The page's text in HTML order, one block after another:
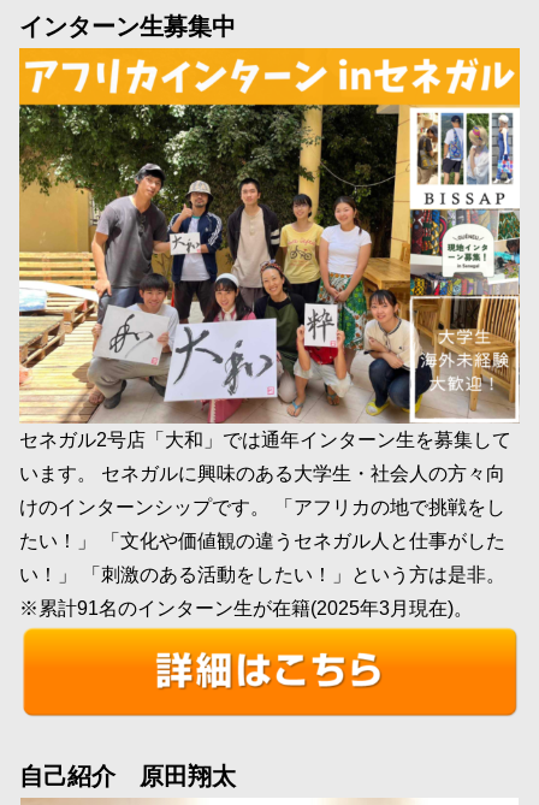
インターン生募集中
セネガル2号店「大和」では通年インターン生を募集して
います。 セネガルに興味のある大学生・社会人の方々向
けのインターンシップです。 「アフリカの地で挑戦をし
たい！」 「文化や価値観の違うセネガル人と仕事がした
い！」 「刺激のある活動をしたい！」という方は是非。
※累計91名のインターン生が在籍(2025年3月現在)。
自己紹介 原田翔太